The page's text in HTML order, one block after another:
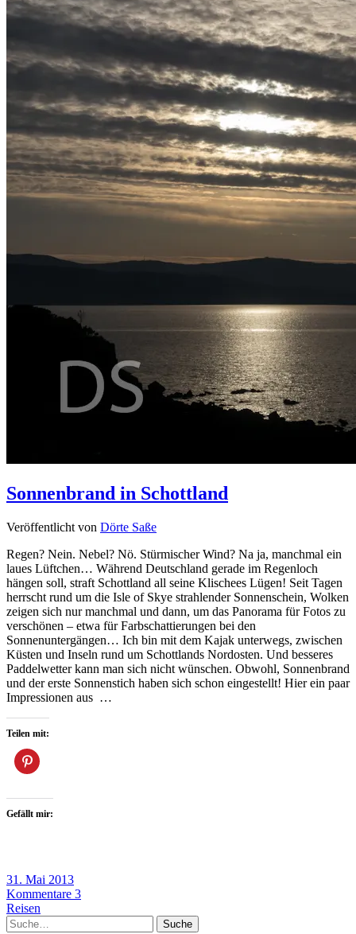
Sonnenbrand in Schottland
Veröffentlicht von Dörte Saße
Regen? Nein. Nebel? Nö. Stürmischer Wind? Na ja, manchmal ein
laues Lüftchen… Während Deutschland gerade im Regenloch
hängen soll, straft Schottland all seine Klischees Lügen! Seit Tagen
herrscht rund um die Isle of Skye strahlender Sonnenschein, Wolken
zeigen sich nur manchmal und dann, um das Panorama für Fotos zu
verschönen – etwa für Farbschattierungen bei den
Sonnenuntergängen… Ich bin mit dem Kajak unterwegs, zwischen
Küsten und Inseln rund um Schottlands Nordosten. Und besseres
Paddelwetter kann man sich nicht wünschen. Obwohl, Sonnenbrand
und der erste Sonnenstich haben sich schon eingestellt! Hier ein paar
Impressionen aus …
Teilen mit:
Gefällt mir:
31. Mai 2013
Kommentare 3
Reisen
Suche